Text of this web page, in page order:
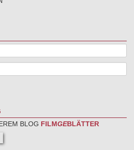
BLOG FILMGEBLÄTTER